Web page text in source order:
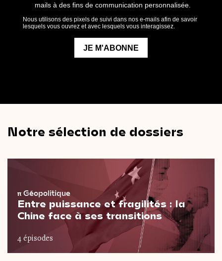
Notre sélection de dossiers
π Géopolitique
Entre puissance et fragilités : la
Chine face à ses transitions
4 épisodes